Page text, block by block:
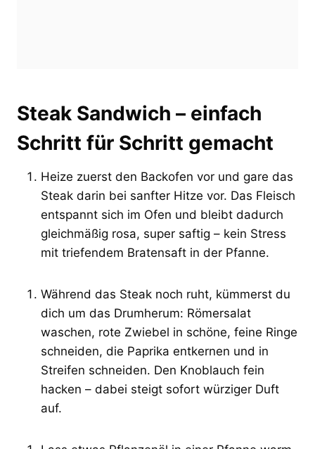
Steak Sandwich – einfach
Schritt für Schritt gemacht
Heize zuerst den Backofen vor und gare das
Steak darin bei sanfter Hitze vor. Das Fleisch
entspannt sich im Ofen und bleibt dadurch
gleichmäßig rosa, super saftig – kein Stress
mit triefendem Bratensaft in der Pfanne.
Während das Steak noch ruht, kümmerst du
dich um das Drumherum: Römersalat
waschen, rote Zwiebel in schöne, feine Ringe
schneiden, die Paprika entkernen und in
Streifen schneiden. Den Knoblauch fein
hacken – dabei steigt sofort würziger Duft
auf.